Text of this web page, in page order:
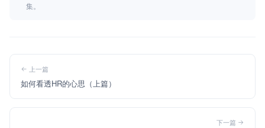
集。
上一篇
如何看透HR的心思（上篇）
下一篇